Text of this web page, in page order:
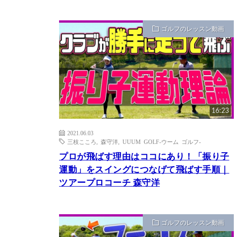
ゴルフのレッスン動画
16:23
2021.06.03
三枝こころ
森守洋 UUUM GOLF-ウーム ゴルフ-
プロが飛ばす理由はココにあり！「振り子
運動」をスイングにつなげて飛ばす手順｜
ツアープロコーチ 森守洋
ゴルフのレッスン動画